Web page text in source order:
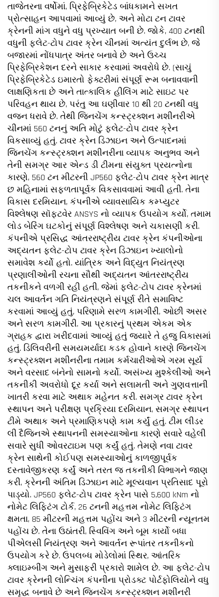
તાજેતરના વર્ષોમાં, પ્રિફેબ્રિકેટેડ બાંધકામને સખત
પ્રોત્સાહન આપવામાં આવ્યું છે, અને મોટા ટન ટાવર
ક્રેનની માંગ વધુને વધુ પ્રખ્યાત બની છે. જોકે, 400 ટનથી
વધુની ફ્લેટ-ટોપ ટાવર ક્રેન ચીનમાં અત્યંત દુર્લભ છે, જે
બજારમાં નોંધપાત્ર અંતર બનાવે છે અને ઉચ્ચ
પ્રિફેબ્રિકેશન દરને સાકાર કરવામાં અવરોધે છે. (સાચું
પ્રિફેબ્રિકેટેડ ઇમારતો ફેક્ટરીમાં સંપૂર્ણ રૂમ બનાવવાની
લાક્ષણિકતા છે અને તાત્કાલિક હીલિંગ માટે સાઇટ પર
પરિવહન થાય છે, પરંતુ આ ઘણીવાર 10 થી 20 ટનથી વધુ
વજન ધરાવે છે. તેથી જિનચેંગ કન્સ્ટ્રક્શન મશીનરીએ
ચીનમાં 560 ટનનું અતિ મોટું ફ્લેટ-ટોપ ટાવર ક્રેન
વિકસાવ્યું હતું. ટાવર ક્રેન ડિઝાઇન અને ઉત્પાદનમાં
જિનચેંગ કન્સ્ટ્રક્શન મશીનરીના વ્યાપક અનુભવ અને
તેની સમગ્ર આર એન્ડ ડી ટીમના સંયુક્ત પ્રયત્નોના
કારણે, 560 ટન મીટરની JP560 ફ્લેટ-ટોપ ટાવર ક્રેન માત્ર
છ મહિનામાં સફળતાપૂર્વક વિકસાવવામાં આવી હતી. તેના
વિકાસ દરમિયાન, કંપનીએ વ્યાવસાયિક કમ્પ્યુટર
વિશ્લેષણ સૉફ્ટવેર ANSYS નો વ્યાપક ઉપયોગ કર્યો, તમામ
લોડ બેરિંગ ઘટકોનું સંપૂર્ણ વિશ્લેષણ અને ચકાસણી કરી.
કંપનીએ પ્રસિદ્ધ આંતરરાષ્ટ્રીય ટાવર ક્રેન કંપનીઓના
અદ્યતન ફ્લેટ-ટોપ ટાવર ક્રેન ડિઝાઇન ખ્યાલોનો
સમાવેશ કર્યો હતો. યાંત્રિક અને વિદ્યુત નિયંત્રણ
પ્રણાલીઓની રચના સૌથી અદ્યતન આંતરરાષ્ટ્રીય
તકનીકને વળગી રહી હતી, જેમાં ફ્લેટ-ટોપ ટાવર ક્રેનમાં
ચલ આવર્તન ગતિ નિયંત્રણને સંપૂર્ણ રીતે સમાવિષ્ટ
કરવામાં આવ્યું હતું, પરિણામે સરળ કામગીરી, ઓછી અસર
અને સરળ કામગીરી. આ પ્રકારનું પ્રથમ એકમ એક
ગ્રાહક દ્વારા ખરીદવામાં આવ્યું હતું જ્યારે તે હજુ વિકાસમાં
હતું. ડિલિવરીની સમયમર્યાદા કડક હોવાને કારણે જિનચેંગ
કન્સ્ટ્રક્શન મશીનરીના તમામ કર્મચારીઓએ ગરમ સૂર્ય
અને વરસાદ બંનેનો સામનો કર્યો, અસંખ્ય મુશ્કેલીઓ અને
તકનીકી અવરોધો દૂર કર્યા અને સલામતી અને ગુણવત્તાની
ખાતરી કરવા માટે અથાક મહેનત કરી. સમગ્ર ટાવર ક્રેન
સ્થાપન અને પરીક્ષણ પ્રક્રિયા દરમિયાન, સમગ્ર સ્થાપન
ટીમે અથાક અને પ્રમાણિકપણે કામ કર્યું હતું. ટીમ લીડર
લી દૈજિનએ સ્થાપનની સમસ્યાઓના કારણે સવારે વહેલી
સવારે સુધી ઓવરટાઇમ પણ કર્યું હતું. તેમણે નવા ટાવર
ક્રેન સાથેની કોઈપણ સમસ્યાઓનું કાળજીપૂર્વક
દસ્તાવેજીકરણ કર્યું અને તરત જ તકનીકી વિભાગને જાણ
કરી, ક્રેનની અંતિમ ડિઝાઇન માટે મૂલ્યવાન પ્રતિસાદ પૂરો
પાડ્યો. JP560 ફ્લેટ-ટોપ ટાવર ક્રેન પાસે 5,600 kNm નો
નોમેટ લિફ્ટિંગ ટોર્ક, 26 ટનની મહત્તમ નોમેટ લિફ્ટિંગ
ક્ષમતા, 85 મીટરની મહત્તમ પહોંચ અને 3 મીટરની ન્યૂનતમ
પહોંચ છે. તેના ઉઠાંતરી, સ્વિવિંગ અને બૂમ કાર્યો બધા
પીએલસી નિયંત્રણ અને આવર્તન રૂપાંતર તકનીકનો
ઉપયોગ કરે છે. ઉપલબ્ધ મોડેલોમાં સ્થિર, આંતરિક
ક્લાઇમ્બીંગ અને મુસાફરી પ્રકારો શામેલ છે. આ ફ્લેટ-ટોપ
ટાવર ક્રેનની લોન્ચિંગ કંપનીના પ્રોડક્ટ પોર્ટફોલિયોને વધુ
સમૃદ્ધ બનાવે છે અને જિનચેંગ કન્સ્ટ્રક્શન મશીનરી